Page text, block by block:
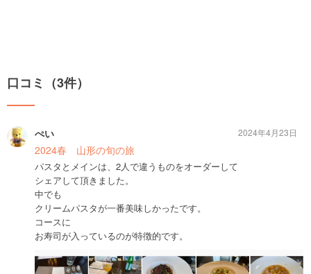
口コミ（3件）
ぺい
2024春 山形の旬の旅
パスタとメインは、2人で違うものをオーダーして
シェアして頂きました。
中でも
クリームパスタが一番美味しかったです。
コースに
お寿司が入っているのが特徴的です。
2024年4月23日